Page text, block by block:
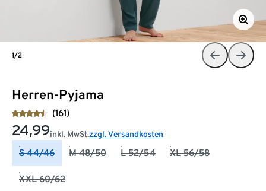
Herren-Pyjama
(161)
24,99inkl. MwSt.zzgl. Versandkosten
S 44/46 M 48/50 L 52/54 XL 56/58
XXL 60/62
1/2